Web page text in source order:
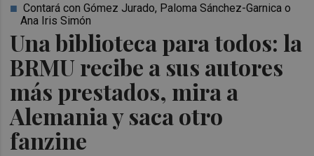
Una biblioteca para todos: la
BRMU recibe a sus autores
más prestados, mira a
Alemania y saca otro
fanzine
Contará con Gómez Jurado, Paloma Sánchez-Garnica o
Ana Iris Simón